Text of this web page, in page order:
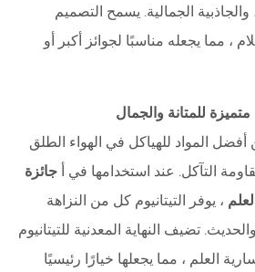
الجمالية. يسمح التصميم
، مما يجعله مناسبًا لجوائز أكبر أو
متميزة للمتانة والجمال
أفضل المواد للهياكل في الهواء الطلق
التآكل. عند استخدامها في أ جائزة
، يوفر التيتانيوم كل من النزاهة
تضيف النهاية المعدنية للتيتانيوم
العلم ، مما يجعلها خيارًا رئيسيًا